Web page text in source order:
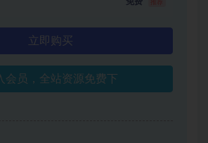
立即购买
会员，全站资源免费下